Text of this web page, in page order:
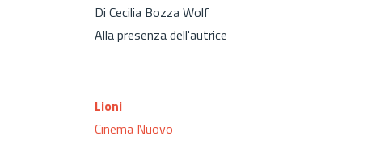
Di Cecilia Bozza Wolf
Alla presenza dell'autrice
Lioni
Cinema Nuovo